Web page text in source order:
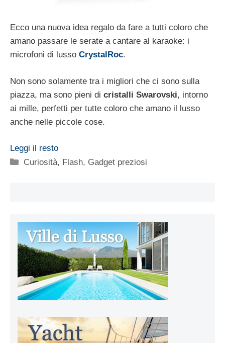
Ecco una nuova idea regalo da fare a tutti coloro che
amano passare le serate a cantare al karaoke: i
microfoni di lusso CrystalRoc.
Non sono solamente tra i migliori che ci sono sulla
piazza, ma sono pieni di cristalli Swarovski, intorno
ai mille, perfetti per tutte coloro che amano il lusso
anche nelle piccole cose.
Leggi il resto
Categorie
Curiosità, Flash, Gadget preziosi